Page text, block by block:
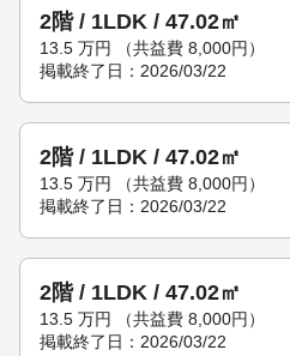
2階 / 1LDK / 47.02㎡
13.5 万円 （共益費 8,000円）
掲載終了日：2026/03/22
2階 / 1LDK / 47.02㎡
13.5 万円 （共益費 8,000円）
掲載終了日：2026/03/22
2階 / 1LDK / 47.02㎡
13.5 万円 （共益費 8,000円）
掲載終了日：2026/03/22